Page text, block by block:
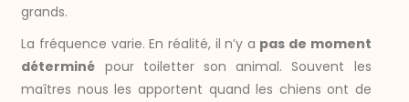
grands.
La fréquence varie. En réalité, il n’y a pas de moment
déterminé pour toiletter son animal. Souvent les
maîtres nous les apportent quand les chiens ont de